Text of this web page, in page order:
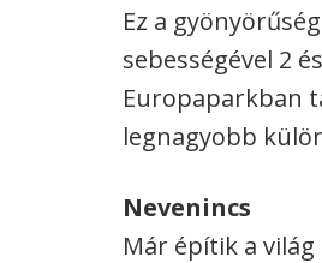
Ez a
sebességével 2
Europaparkban
legnagyobb
Nevenincs
Már építik a